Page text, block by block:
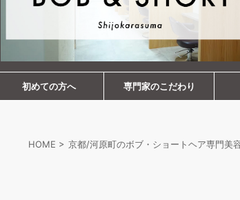
初めての方へ 専門家のこだわり
HOME > 京都/河原町のボブ・ショートヘア専門美